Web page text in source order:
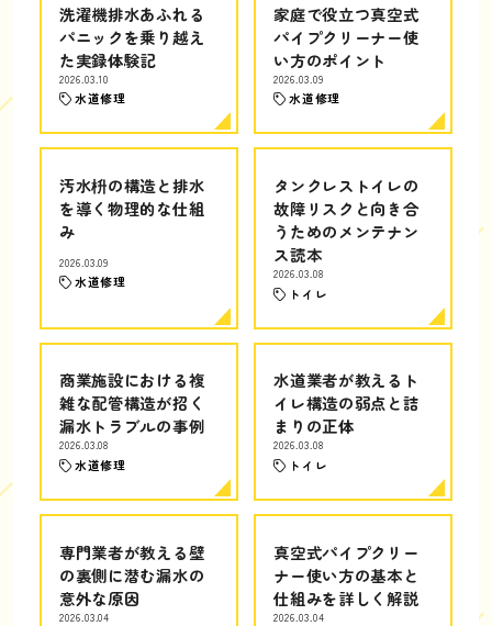
洗濯機排水あふれる
パニックを乗り越え
た実録体験記
2026.03.10
水道修理
家庭で役立つ真空式
パイプクリーナー使
い方のポイント
2026.03.09
水道修理
汚水枡の構造と排水
を導く物理的な仕組
み
2026.03.09
水道修理
タンクレストイレの
故障リスクと向き合
うためのメンテナン
ス読本
2026.03.08
トイレ
商業施設における複
雑な配管構造が招く
漏水トラブルの事例
2026.03.08
水道修理
水道業者が教えるト
イレ構造の弱点と詰
まりの正体
2026.03.08
トイレ
専門業者が教える壁
の裏側に潜む漏水の
意外な原因
2026.03.04
真空式パイプクリー
ナー使い方の基本と
仕組みを詳しく解説
2026.03.04